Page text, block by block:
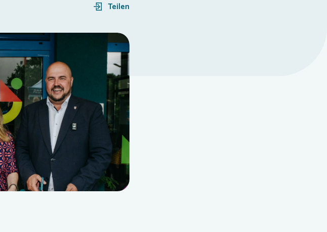
Teilen